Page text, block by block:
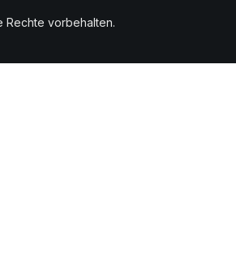
Rechte vorbehalten.